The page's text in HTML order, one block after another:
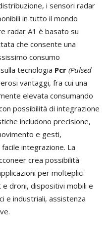
i sensori radar
in tutto il mondo
radar A1 è basato su
che consente una
consumo
tecnologia Pcr (Pulsed
vantaggi, fra cui una
elevata consumando
possibilità di integrazione
includono precisione,
e gesti,
integrazione. La
crea possibilità
per molteplici
droni, dispositivi mobili e
e industriali, assistenza